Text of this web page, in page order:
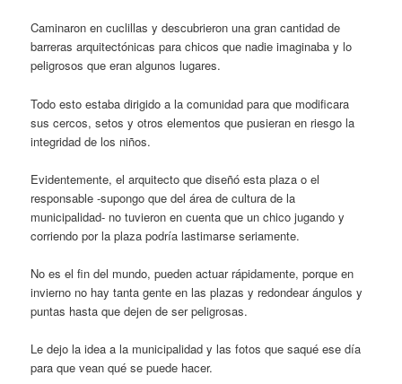
Caminaron en cuclillas y descubrieron una gran cantidad de
barreras arquitectónicas para chicos que nadie imaginaba y lo
peligrosos que eran algunos lugares.
Todo esto estaba dirigido a la comunidad para que modificara
sus cercos, setos y otros elementos que pusieran en riesgo la
integridad de los niños.
Evidentemente, el arquitecto que diseñó esta plaza o el
responsable -supongo que del área de cultura de la
municipalidad- no tuvieron en cuenta que un chico jugando y
corriendo por la plaza podría lastimarse seriamente.
No es el fin del mundo, pueden actuar rápidamente, porque en
invierno no hay tanta gente en las plazas y redondear ángulos y
puntas hasta que dejen de ser peligrosas.
Le dejo la idea a la municipalidad y las fotos que saqué ese día
para que vean qué se puede hacer.